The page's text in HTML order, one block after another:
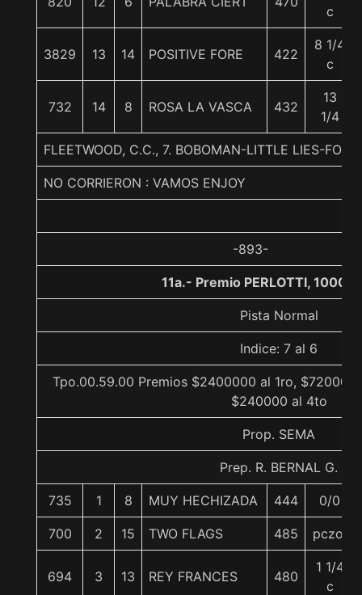
c
3829 13 14 POSITIVE FORE 422
8 1/4
c
732 14 8 ROSA LA VASCA 432
13
1/4
FLEETWOOD, C.C., 7. BOBOMAN-LITTLE LIES-
NO CORRIERON : VAMOS ENJOY
-893-
11a.- Premio PERLOTTI, 1000
Pista Normal
Indice: 7 al 6
Tpo.00.59.00 Premios $2400000 al 1ro,
$240000 al 4to
Prop. SEMA
Prep. R. BERNAL G.
735 1 8 MUY HECHIZADA 444 0/0
700 2 15 TWO FLAGS 485 pczo.
694 3 13 REY FRANCES 480
1 1/4
c